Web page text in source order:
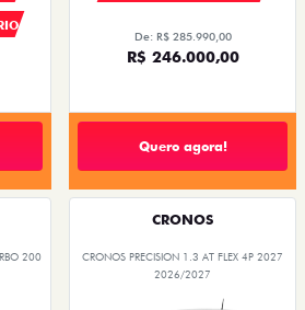
De: R$ 285.990,00
R$ 246.000,00
Quero agora!
200
CRONOS
CRONOS PRECISION 1.3 AT FLEX 4P 2027
2026/2027